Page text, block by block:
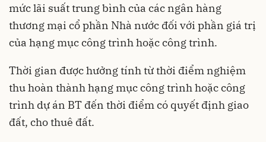
mức lãi suất trung bình của các ngân hàng
thương mại cổ phần Nhà nước đối với phần giá trị
của hạng mục công trình hoặc công trình.
Thời gian được hưởng tính từ thời điểm nghiệm
thu hoàn thành hạng mục công trình hoặc công
trình dự án BT đến thời điểm có quyết định giao
đất, cho thuê đất.